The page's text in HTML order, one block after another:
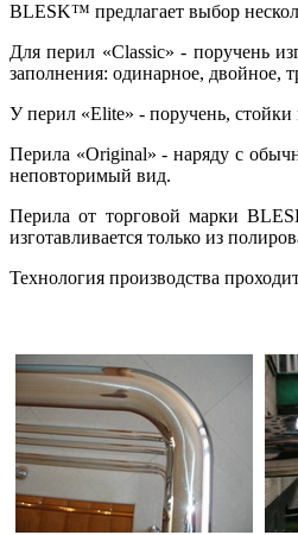
BLESK™ предлагает выбор
Для перил «Classic» - поручень
заполнения: одинарное, двойное,
У перил «Elite» - поручень, стойки
Перила «Original» - наряду с
неповторимый вид.
Перила от торговой марки
изготавливается только из
Технология производства